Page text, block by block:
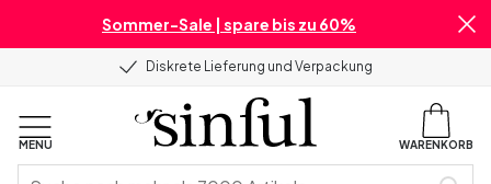
Sommer-Sale | spare bis zu 60%
Diskrete Lieferung und Verpackung
MENU WARENKORB